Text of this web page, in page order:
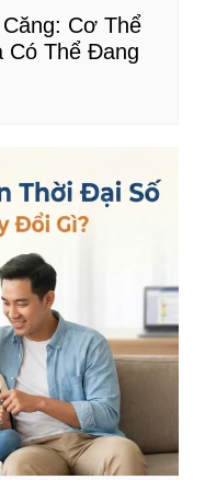
Cơ Thể
Thể Đang